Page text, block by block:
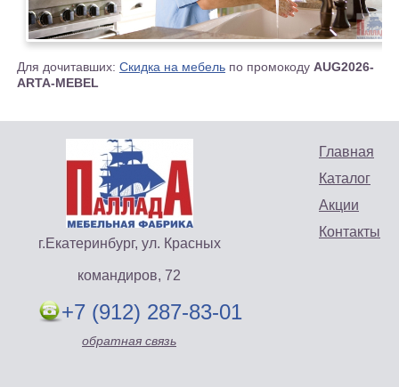
Для дочитавших: Скидка на мебель по промокоду AUG2026-
ARTA-MEBEL
Главная
Каталог
Акции
Контакты
г.Екатеринбург, ул. Красных
командиров, 72
+7 (912) 287-83-01
обратная связь